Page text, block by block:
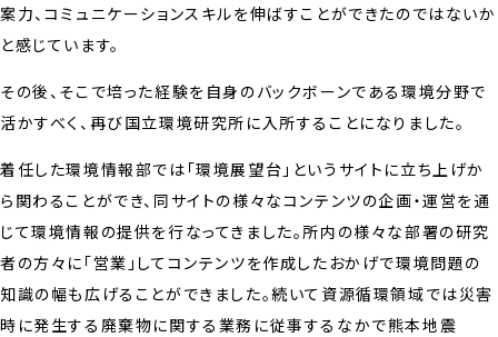
案力、コミュニケーションスキルを伸ばすことができたのではないか
と感じています。
その後、そこで培った経験を自身のバックボーンである環境分野で
活かすべく、再び国立環境研究所に入所することになりました。
着任した環境情報部では「環境展望台」というサイトに立ち上げか
ら関わることができ、同サイトの様々なコンテンツの企画・運営を通
じて環境情報の提供を行なってきました。所内の様々な部署の研究
者の方々に「営業」してコンテンツを作成したおかげで環境問題の
知識の幅も広げることができました。続いて資源循環領域では災害
時に発生する廃棄物に関する業務に従事するなかで熊本地震